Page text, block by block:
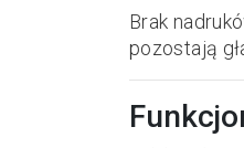
Brak
pozostają